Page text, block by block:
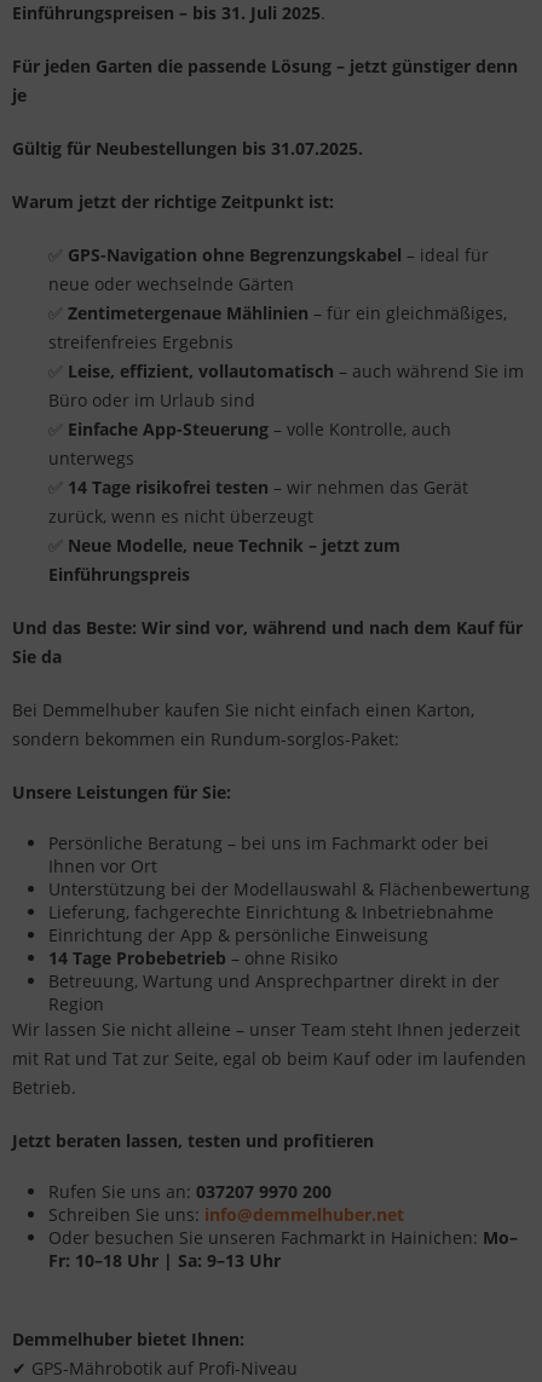
Einführungspreisen – bis 31. Juli 2025.
Für jeden Garten die passende Lösung – jetzt günstiger denn
je
Gültig für Neubestellungen bis 31.07.2025.
Warum jetzt der richtige Zeitpunkt ist:
✅ GPS-Navigation ohne Begrenzungskabel – ideal für
neue oder wechselnde Gärten
✅ Zentimetergenaue Mählinien – für ein gleichmäßiges,
streifenfreies Ergebnis
✅ Leise, effizient, vollautomatisch – auch während Sie im
Büro oder im Urlaub sind
✅ Einfache App-Steuerung – volle Kontrolle, auch
unterwegs
✅ 14 Tage risikofrei testen – wir nehmen das Gerät
zurück, wenn es nicht überzeugt
✅ Neue Modelle, neue Technik – jetzt zum
Einführungspreis
Und das Beste: Wir sind vor, während und nach dem Kauf für
Sie da
Bei Demmelhuber kaufen Sie nicht einfach einen Karton,
sondern bekommen ein Rundum-sorglos-Paket:
Unsere Leistungen für Sie:
Persönliche Beratung – bei uns im Fachmarkt oder bei
Ihnen vor Ort
Unterstützung bei der Modellauswahl & Flächenbewertung
Lieferung, fachgerechte Einrichtung & Inbetriebnahme
Einrichtung der App & persönliche Einweisung
14 Tage Probebetrieb – ohne Risiko
Betreuung, Wartung und Ansprechpartner direkt in der
Region
Wir lassen Sie nicht alleine – unser Team steht Ihnen jederzeit
mit Rat und Tat zur Seite, egal ob beim Kauf oder im laufenden
Betrieb.
Jetzt beraten lassen, testen und profitieren
Rufen Sie uns an: 037207 9970 200
Schreiben Sie uns: info@demmelhuber.net
Oder besuchen Sie unseren Fachmarkt in Hainichen: Mo–
Fr: 10–18 Uhr | Sa: 9–13 Uhr
Demmelhuber bietet Ihnen:
✔ GPS-Mährobotik auf Profi-Niveau